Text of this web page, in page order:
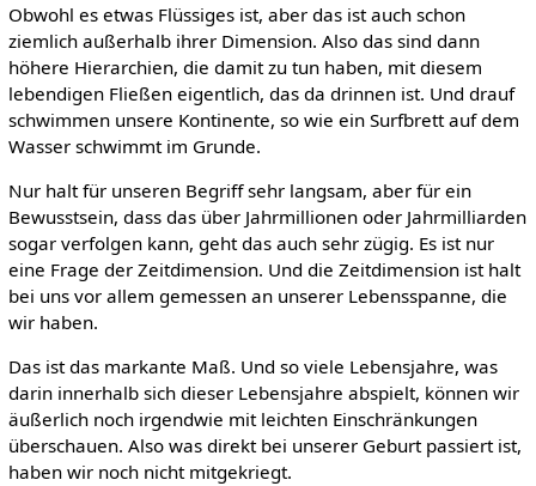
Obwohl es etwas Flüssiges ist, aber das ist auch schon
ziemlich außerhalb ihrer Dimension. Also das sind dann
höhere Hierarchien, die damit zu tun haben, mit diesem
lebendigen Fließen eigentlich, das da drinnen ist. Und drauf
schwimmen unsere Kontinente, so wie ein Surfbrett auf dem
Wasser schwimmt im Grunde.
Nur halt für unseren Begriff sehr langsam, aber für ein
Bewusstsein, dass das über Jahrmillionen oder Jahrmilliarden
sogar verfolgen kann, geht das auch sehr zügig. Es ist nur
eine Frage der Zeitdimension. Und die Zeitdimension ist halt
bei uns vor allem gemessen an unserer Lebensspanne, die
wir haben.
Das ist das markante Maß. Und so viele Lebensjahre, was
darin innerhalb sich dieser Lebensjahre abspielt, können wir
äußerlich noch irgendwie mit leichten Einschränkungen
überschauen. Also was direkt bei unserer Geburt passiert ist,
haben wir noch nicht mitgekriegt.